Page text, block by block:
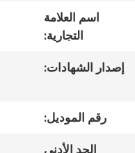
المصنع
اسم العلامة
التجارية:
إصدار الشهادات:
رقم الموديل:
الحد الأدنى